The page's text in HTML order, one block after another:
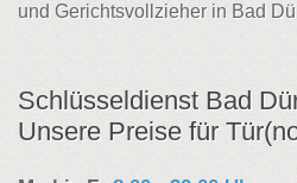
und Gerichtsvollzieher in Bad
Schlüsseldienst Bad
Unsere Preise für